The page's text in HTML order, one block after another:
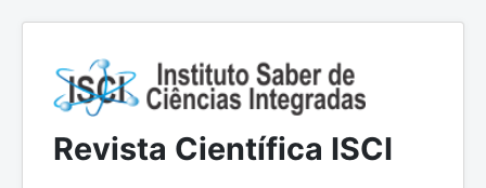
Revista Científica ISCI